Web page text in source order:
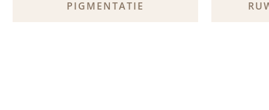
PIGMENTATIE